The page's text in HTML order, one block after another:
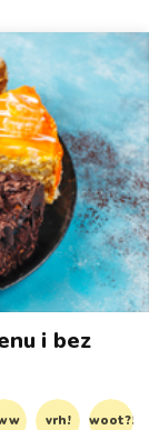
i bez
vrh! woot?!